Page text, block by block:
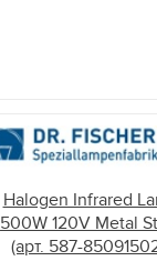
Halogen Infrared
500W 120V Metal
(арт. 587-